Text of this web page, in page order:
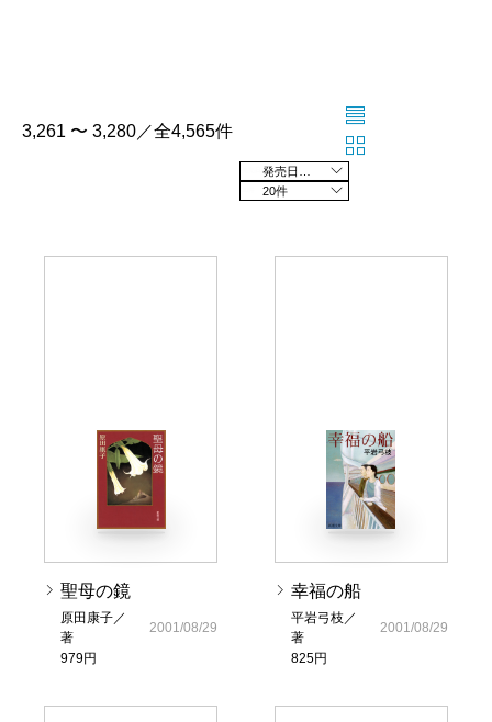
3,261 〜 3,280／全4,565件
20件
聖母の鏡
原田康子／
著
979円
2001/08/29
幸福の船
平岩弓枝／
著
825円
2001/08/29